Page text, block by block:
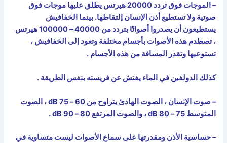
– الموجات فوق تردد 20000 هيرتس يطلق عليها موجات فوق
صوتية ولا تستطيع أذن الإنسان إلتقاطها. بينما الخفافيش
يستطيعون أن يصدروا أصواتًا بتردد من 40000 – 100000 هيرتس
، تصطدم هذه الأصوات بأجسام مختلفة وتعود إلى الخفافيش ،
تستوعبها وتقدر المسافة من هذه الأجسام .
كذلك الدولفين في الماء يفتش عن فريسته بنفس الطريقة .
– صوت الإنسان ، الصوت الهادئ يتراوح من 60 – 75 dB، الصوت
المتوسط 75 – 80
dB، والصوت المرتفع 80 – 90 dB
.
–حساسية الأذن ومقدرتها على سماع الأصوات ليست متساوية في